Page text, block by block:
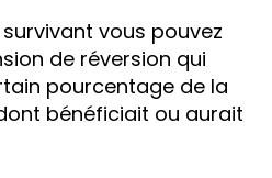
vous pouvez
de réversion qui
pourcentage de la
bénéficiait ou aurait